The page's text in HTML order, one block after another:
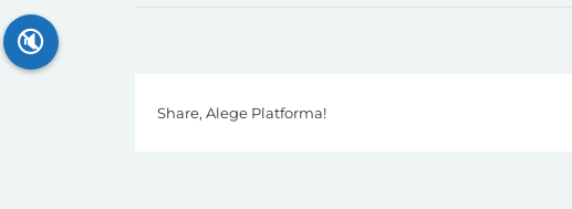
Share, Alege Platforma!
🔇